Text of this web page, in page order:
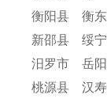
衡阳县 衡
新邵县 绥
汨罗市 岳
桃源县 汉